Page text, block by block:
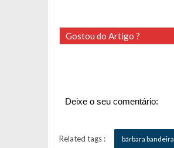
Gostou do Artigo ?
Deixe o seu comentário:
Related tags : bárbara bandeira